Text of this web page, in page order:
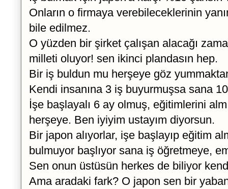
Onların o firmaya verebileceklerinin
bile edilmez.
O yüzden bir şirket çalışan alacağı
milleti oluyor! sen ikinci plandasın hep.
Bir iş buldun mu herşeye göz
Kendi insanına 3 iş buyurmuşsa sana
İşe başlayalı 6 ay olmuş, eğitimlerini
herşeye. Ben iyiyim ustayım diyorsun.
Bir japon alıyorlar, işe başlayıp eğitim
bulmuyor başlıyor sana iş öğretmeye,
Sen onun üstüsün herkes de biliyor
Ama aradaki fark? O japon sen bir